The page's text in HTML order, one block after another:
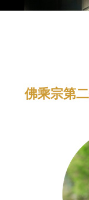
這佛乘宗第